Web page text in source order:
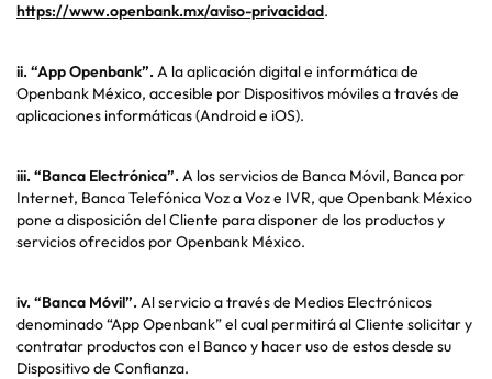
https://www.openbank.mx/aviso-privacidad.
ii. “App Openbank”. A la aplicación digital e informática de
Openbank México, accesible por Dispositivos móviles a través de
aplicaciones informáticas (Android e iOS).
iii. “Banca Electrónica”. A los servicios de Banca Móvil, Banca por
Internet, Banca Telefónica Voz a Voz e IVR, que Openbank México
pone a disposición del Cliente para disponer de los productos y
servicios ofrecidos por Openbank México.
iv. “Banca Móvil”. Al servicio a través de Medios Electrónicos
denominado “App Openbank” el cual permitirá al Cliente solicitar y
contratar productos con el Banco y hacer uso de estos desde su
Dispositivo de Confianza.